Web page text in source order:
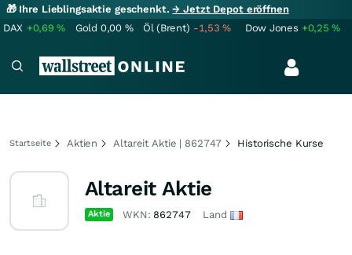
🎁 Ihre Lieblingsaktie geschenkt.→ Jetzt Depot eröffnen
DAX +0,69% Gold 0,00 % Öl (Brent) -1,53% Dow Jones +0,25%
Startseite Aktien Altareit Aktie | 862747 Historische Kurse
Altareit Aktie
Aktie WKN: 862747 Land